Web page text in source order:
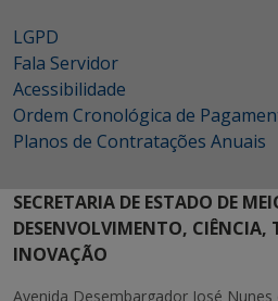
LGPD
Fala Servidor
Acessibilidade
Ordem Cronológica de
Planos de Contratações Anuais
SECRETARIA DE ESTADO DE
DESENVOLVIMENTO, CIÊNCIA,
INOVAÇÃO
Avenida Desembargador José